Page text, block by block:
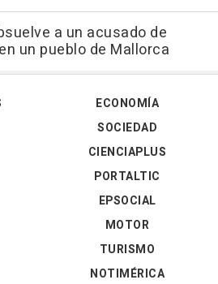
a un acusado de
un pueblo de Mallorca
ECONOMÍA
SOCIEDAD
CIENCIAPLUS
PORTALTIC
EPSOCIAL
MOTOR
TURISMO
NOTIMÉRICA